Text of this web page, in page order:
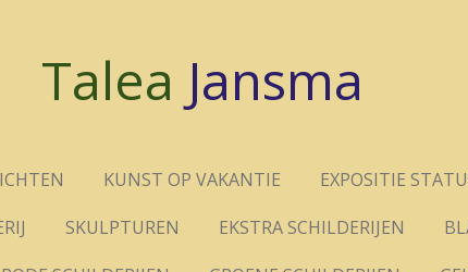
Talea Jansma
KUNST OP VAKANTIE EXPOSITIE
SKULPTUREN EKSTRA SCHILDERIJEN